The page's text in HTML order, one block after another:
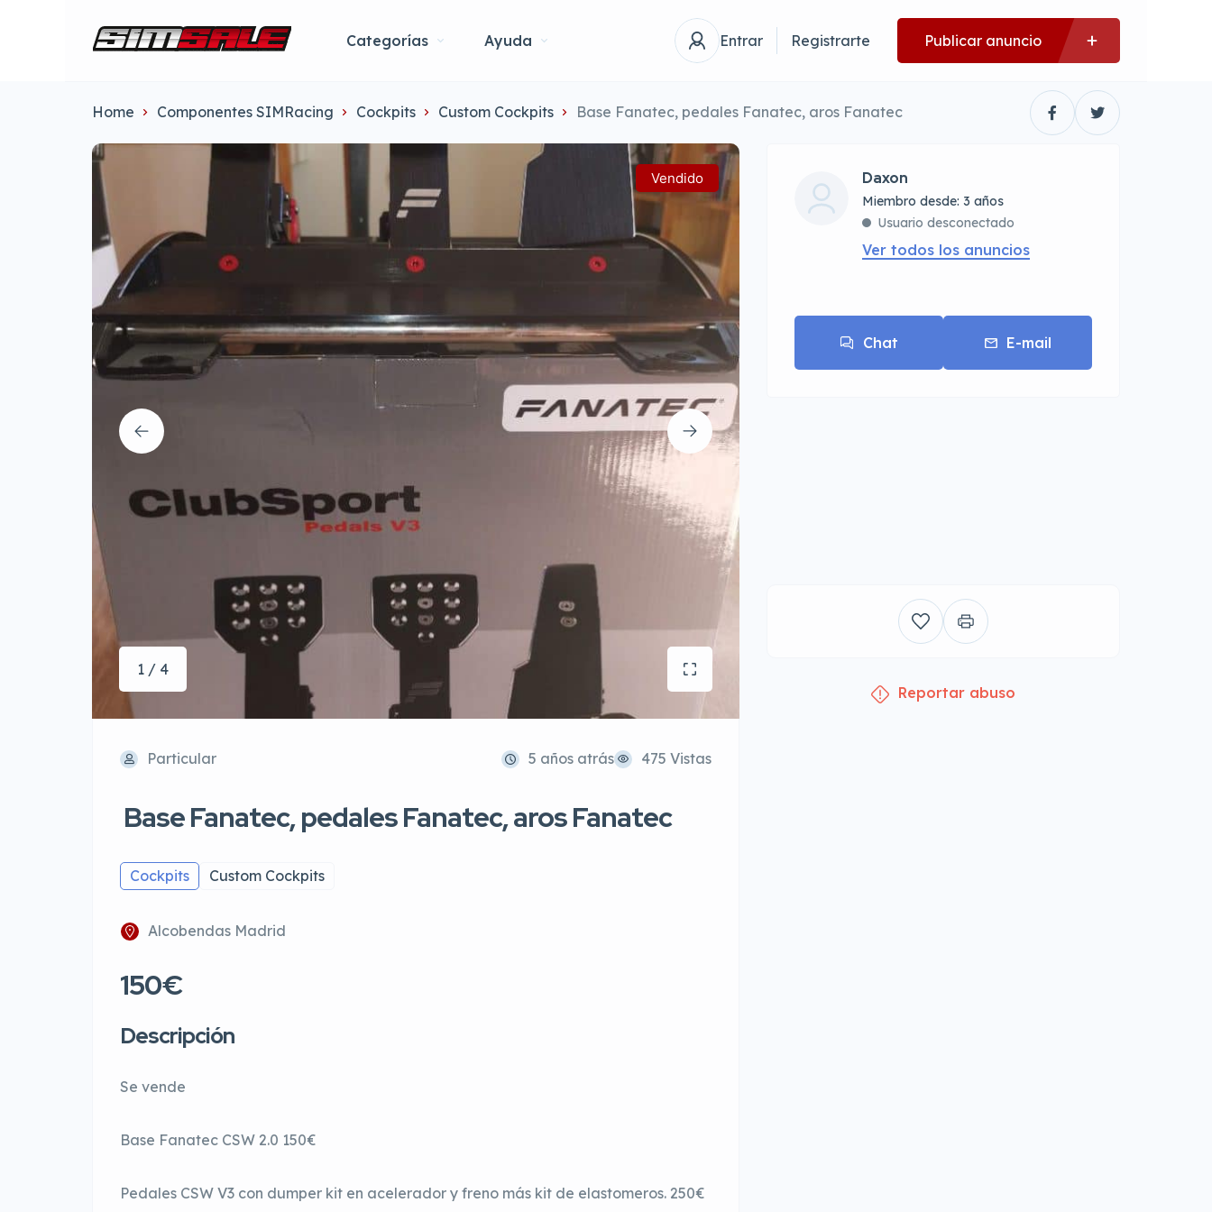
Categorías Ayuda Entrar Registrarte Publicar anuncio
Home Componentes SIMRacing Cockpits Custom Cockpits Base Fanatec, pedales Fanatec, aros Fanatec
Vendido
1 / 4
Particular 5 años atrás 475 Vistas
Base Fanatec, pedales Fanatec, aros Fanatec
Cockpits Custom Cockpits
Alcobendas Madrid
150€
Descripción
Se vende
Base Fanatec CSW 2.0 150€
Pedales CSW V3 con dumper kit en acelerador y freno más kit de elastomeros. 250€
Daxon
Miembro desde: 3 años
Usuario desconectado
Ver todos los anuncios
Chat E-mail
Reportar abuso